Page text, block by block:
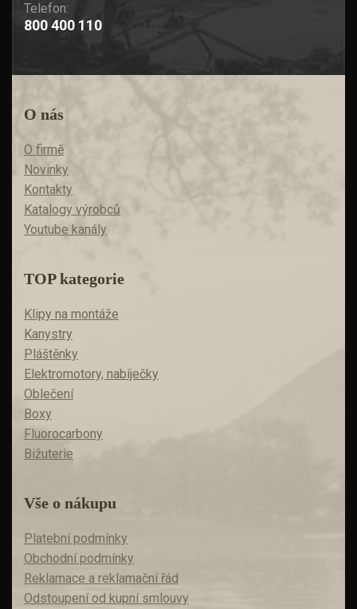
Telefon:
800 400 110
O nás
O firmě
Novinky
Kontakty
Katalogy výrobců
Youtube kanály
TOP kategorie
Klipy na montáže
Kanystry
Pláštěnky
Elektromotory, nabíječky
Oblečení
Boxy
Fluorocarbony
Bižuterie
Vše o nákupu
Platební podmínky
Obchodní podmínky
Reklamace a reklamační řád
Odstoupení od kupní smlouvy